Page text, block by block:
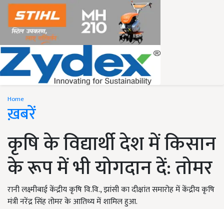
Home
ख़बरें
कृषि के विद्यार्थी देश में किसान
के रूप में भी योगदान दें: तोमर
रानी लक्ष्मीबाई केंद्रीय कृषि वि.वि., झांसी का दीक्षांत समारोह में केंद्रीय कृषि
मंत्री नरेंद्र सिंह तोमर के आतिथ्य में शामिल हुआ.